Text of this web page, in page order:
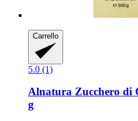
Carrello
5.0 (1)
Alnatura Zucchero di
g